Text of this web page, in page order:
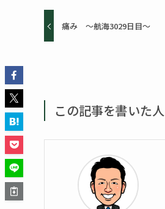
痛み ～航海3029日目～
この記事を書いた人